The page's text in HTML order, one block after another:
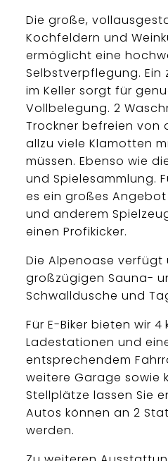
Die große,
Kochfeldern und
ermöglicht eine
Selbstverpflegung. Ein
im Keller sorgt für
Vollbelegung. 2
Trockner befreien von
allzu viele Klamotten
müssen. Ebenso wie
und Spielesammlung.
es ein großes
und anderem
einen Profikicker.
Die Alpenoase verfügt
großzügigen Sauna-
Schwalldusche und
Für E-Biker bieten wir 4
Ladestationen und
entsprechendem
weitere Garage sowie
Stellplätze lassen Sie
Autos können an 2
werden.